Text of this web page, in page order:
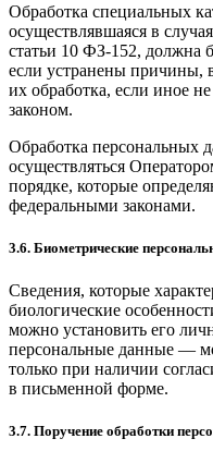
Обработка специальных
осуществлявшаяся в
статьи 10 ФЗ-152, должна
если устранены причины,
их обработка, если иное
законом.
Обработка персональных
осуществляться
порядке, которые
федеральными законами.
3.6. Биометрические
Сведения, которые
биологические
можно установить его
персональные данные —
только при наличии
в письменной форме.
3.7. Поручение обработки